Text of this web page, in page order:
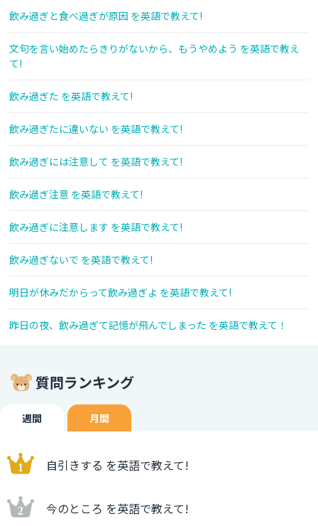
飲み過ぎと食べ過ぎが原因 を英語で教えて!
文句を言い始めたらきりがないから、もうやめよう を英語で教え
て!
飲み過ぎた を英語で教えて!
飲み過ぎたに違いない を英語で教えて!
飲み過ぎには注意して を英語で教えて!
飲み過ぎ注意 を英語で教えて!
飲み過ぎに注意します を英語で教えて!
飲み過ぎないで を英語で教えて!
明日が休みだからって飲み過ぎよ を英語で教えて!
昨日の夜、飲み過ぎて記憶が飛んでしまった を英語で教えて！
質問ランキング
週間 月間
自引きする を英語で教えて!
今のところ を英語で教えて!